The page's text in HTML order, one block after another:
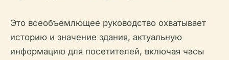
Это всеобъемлющее руководство охватывает
историю и значение здания, актуальную
информацию для посетителей, включая часы